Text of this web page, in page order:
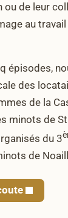
ou de leur
au travail
épisodes,
des
de la
minots de
du 3
de